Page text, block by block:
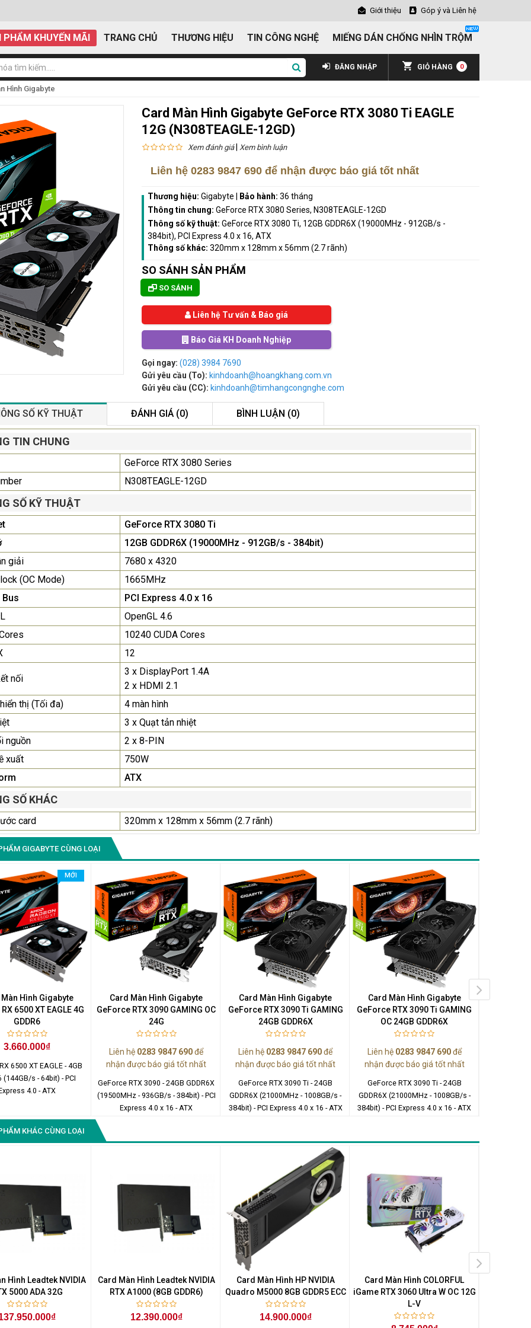
Giới thiệu Góp ý và Liên hệ
PHẨM KHUYẾN MÃI TRANG CHỦ THƯƠNG HIỆU TIN CÔNG NGHỆ MIẾNG DÁN CHỐNG NHÌN TRỘM
GIỎ HÀNG 0
ĐĂNG NHẬP
Hình Gigabyte
Card Màn Hình Gigabyte GeForce RTX 3080 Ti EAGLE
12G (N308TEAGLE-12GD)
Xem đánh giá| Xem bình luận
Liên hệ 0283 9847 690 để nhận được báo giá tốt nhất
Thương hiệu: Gigabyte Bảo hành: 36 tháng
Thông tin chung: GeForce RTX 3080 Series, N308TEAGLE-12GD
Thông số kỹ thuật: GeForce RTX 3080 Ti, 12GB GDDR6X (19000MHz - 912GB/s -
384bit), PCI Express 4.0 x 16, ATX
Thông số khác: 320mm x 128mm x 56mm (2.7 rãnh)
SO SÁNH SẢN PHẨM
SO SÁNH
Liên hệ Tư vấn & Báo giá
Báo Giá KH Doanh Nghiệp
Gọi ngay: (028) 3984 7690
Gửi yêu cầu (To): kinhdoanh@hoangkhang.com.vn
Gửi yêu cầu (CC): kinhdoanh@timhangcongnghe.com
2.150.000₫
Màn Hình Quảng Cáo
Liên hệ0283 9847 690
để nhận báo giá tốt
nhất
Màn Hình Quảng Cáo
SAMSUNG QH65R 65 I...
Liên hệ0283 9847 690
để nhận báo giá tốt
nhất
SỐ KỸ THUẬT ĐÁNH GIÁ (0) BÌNH LUẬN (0)
TIN CHUNG
GeForce RTX 3080 Series
N308TEAGLE-12GD
SỐ KỸ THUẬT
GeForce RTX 3080 Ti
12GB GDDR6X (19000MHz - 912GB/s - 384bit)
giải
7680 x 4320
(OC Mode)
1665MHz
Bus
PCI Express 4.0 x 16
OpenGL 4.6
10240 CUDA Cores
12
nối
3 x DisplayPort 1.4A
2 x HDMI 2.1
thị (Tối đa)
4 màn hình
3 x Quạt tản nhiệt
nguồn
2 x 8-PIN
xuất
750W
ATX
SỐ KHÁC
card 320mm x 128mm x 56mm (2.7 rãnh)
GIGABYTE CÙNG LOẠI
MỚI
Hình Gigabyte
6500 XT EAGLE 4G
GDDR6
3.660.000₫
6500 XT EAGLE - 4GB
(144GB/s - 64bit) - PCI
4.0 - ATX
Card Màn Hình Gigabyte
GeForce RTX 3090 GAMING OC
24G
Liên hệ 0283 9847 690để
nhận được báo giá tốt nhất
GeForce RTX 3090 - 24GB GDDR6X
(19500MHz - 936GB/s - 384bit) - PCI
Express 4.0 x 16 - ATX
Card Màn Hình Gigabyte
GeForce RTX 3090 Ti GAMING
24GB GDDR6X
Liên hệ 0283 9847 690để
nhận được báo giá tốt nhất
GeForce RTX 3090 Ti - 24GB
GDDR6X (21000MHz - 1008GB/s -
384bit) - PCI Express 4.0 x 16 - ATX
Card Màn Hình Gigabyte
GeForce RTX 3090 Ti GAMING
OC 24GB GDDR6X
Liên hệ 0283 9847 690để
nhận được báo giá tốt nhất
GeForce RTX 3090 Ti - 24GB
GDDR6X (21000MHz - 1008GB/s -
384bit) - PCI Express 4.0 x 16 - ATX
KHÁC CÙNG LOẠI
Hình Leadtek NVIDIA
5000 ADA 32G
Card Màn Hình Leadtek NVIDIA
RTX A1000 (8GB GDDR6)
12.390.000₫
Card Màn Hình HP NVIDIA
Quadro M5000 8GB GDDR5 ECC
14.900.000₫
Card Màn Hình COLORFUL
iGame RTX 3060 Ultra W OC 12G
L-V